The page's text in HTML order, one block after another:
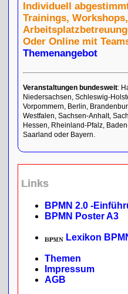
Individuell
Trainings, Workshops,
Oder Online mit
Themenangebot
Veranstaltungen bundesweit:
Niedersachsen, Schleswig-
Vorpommern, Berlin,
Westfalen, Sachsen-Anhalt,
Hessen, Rheinland-Pfalz,
Saarland oder Bayern.
Links
BPMN 2.0 -
BPMN Poster A3
Lexikon
Themen
Impressum
AGB